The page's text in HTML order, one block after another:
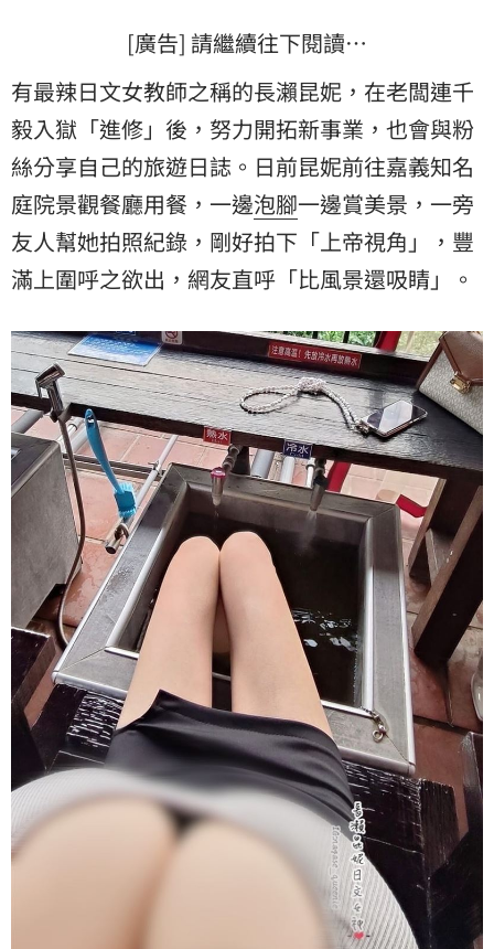
[廣告] 請繼續往下閱讀…
有最辣日文女教師之稱的長瀨昆妮，在老闆連千
毅入獄「進修」後，努力開拓新事業，也會與粉
絲分享自己的旅遊日誌。日前昆妮前往嘉義知名
庭院景觀餐廳用餐，一邊泡腳一邊賞美景，一旁
友人幫她拍照紀錄，剛好拍下「上帝視角」，豐
滿上圍呼之欲出，網友直呼「比風景還吸睛」。